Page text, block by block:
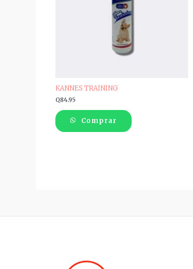
KANNES TRAINING
Q84.95
Comprar